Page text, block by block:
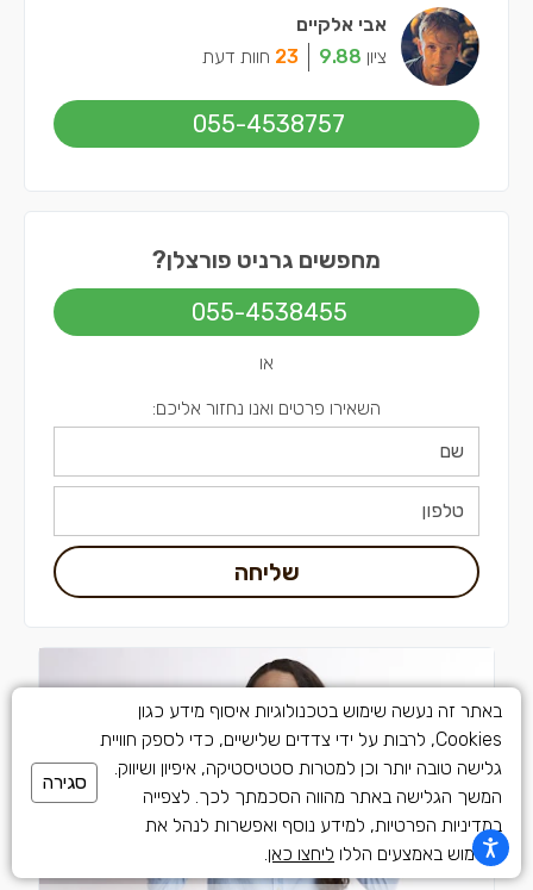
אבי אלקיים
ציון 9.88
23 חוות דעת
055-4538757
מחפשים גרניט פורצלן?
055-4538455
או
השאירו פרטים ואנו נחזור אליכם:
שליחה
באתר זה נעשה שימוש בטכנולוגיות איסוף מידע כגון
Cookies, לרבות על ידי צדדים שלישיים, כדי לספק חוויית
גלישה טובה יותר וכן למטרות סטטיסטיקה, איפיון ושיווק.
המשך הגלישה באתר מהווה הסכמתך לכך. לצפייה
במדיניות הפרטיות, למידע נוסף ואפשרות לנהל את
השימוש באמצעים הללו ליחצו כאן.
סגירה